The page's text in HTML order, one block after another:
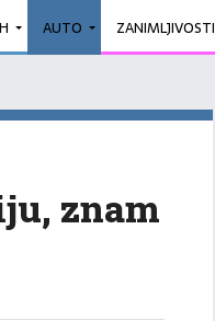
AUTO ZANIMLJIVOSTI
znam